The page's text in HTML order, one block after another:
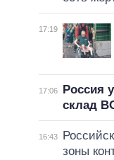
17:19
17:06
Россия
склад
16:43
зоны